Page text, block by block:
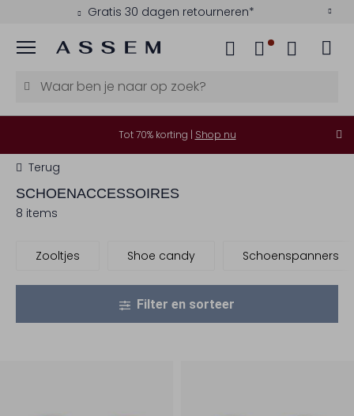
Gratis 30 dagen retourneren*
Menu
Tot 70% korting | Shop nu
Terug
SCHOENACCESSOIRES
8 items
Zooltjes Shoe candy Schoenspanners
Filter en sorteer